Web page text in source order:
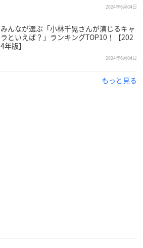
2024年6月04日
みんなが選ぶ「小林千晃さんが演じるキャ
ラといえば？」ランキングTOP10！【202
4年版】
2024年6月04日
もっと見る